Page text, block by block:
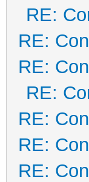
RE:
RE:
RE:
RE:
RE:
RE:
RE: